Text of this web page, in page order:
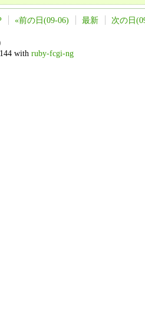
«前の日(09-06) 最新 次の日
with ruby-fcgi-ng